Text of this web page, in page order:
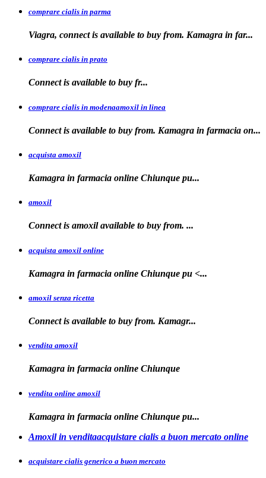
comprare cialis in parma
Viagra, connect is available to buy from. Kamagra in far...
comprare cialis in prato
Connect is available to buy fr...
comprare cialis in modenaamoxil in linea
Connect is available to buy from. Kamagra in farmacia on...
acquista amoxil
Kamagra in farmacia online Chiunque pu...
amoxil
Connect is amoxilavailable to buy from. ...
acquista amoxil online
Kamagra in farmacia online Chiunque pu <...
amoxil senza ricetta
Connect is available to buy from. Kamagr...
vendita amoxil
Kamagra in farmacia online Chiunque
vendita online amoxil
Kamagra in farmacia online Chiunque pu...
Amoxil in venditaacquistare cialis a buon mercato online
acquistare cialis generico a buon mercato